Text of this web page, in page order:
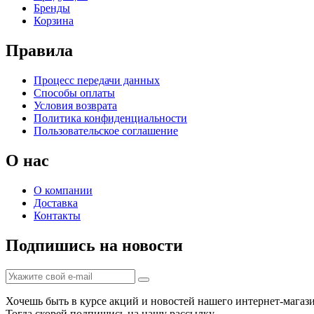
Бренды
Корзина
Правила
Процесс передачи данных
Способы оплаты
Условия возврата
Политика конфиденциальности
Пользовательское соглашение
О нас
О компании
Доставка
Контакты
Подпишись на новости
Хочешь быть в курсе акций и новостей нашего интернет-